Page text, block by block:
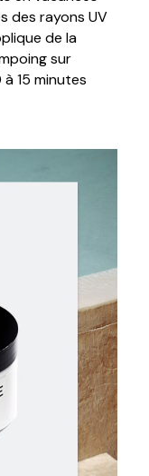
des rayons UV
de la
sur
15 minutes